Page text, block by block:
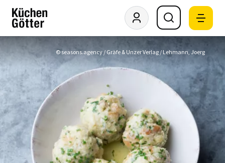
© seasons.agency / Gräfe & Unzer Verlag / Lehmann, Joerg